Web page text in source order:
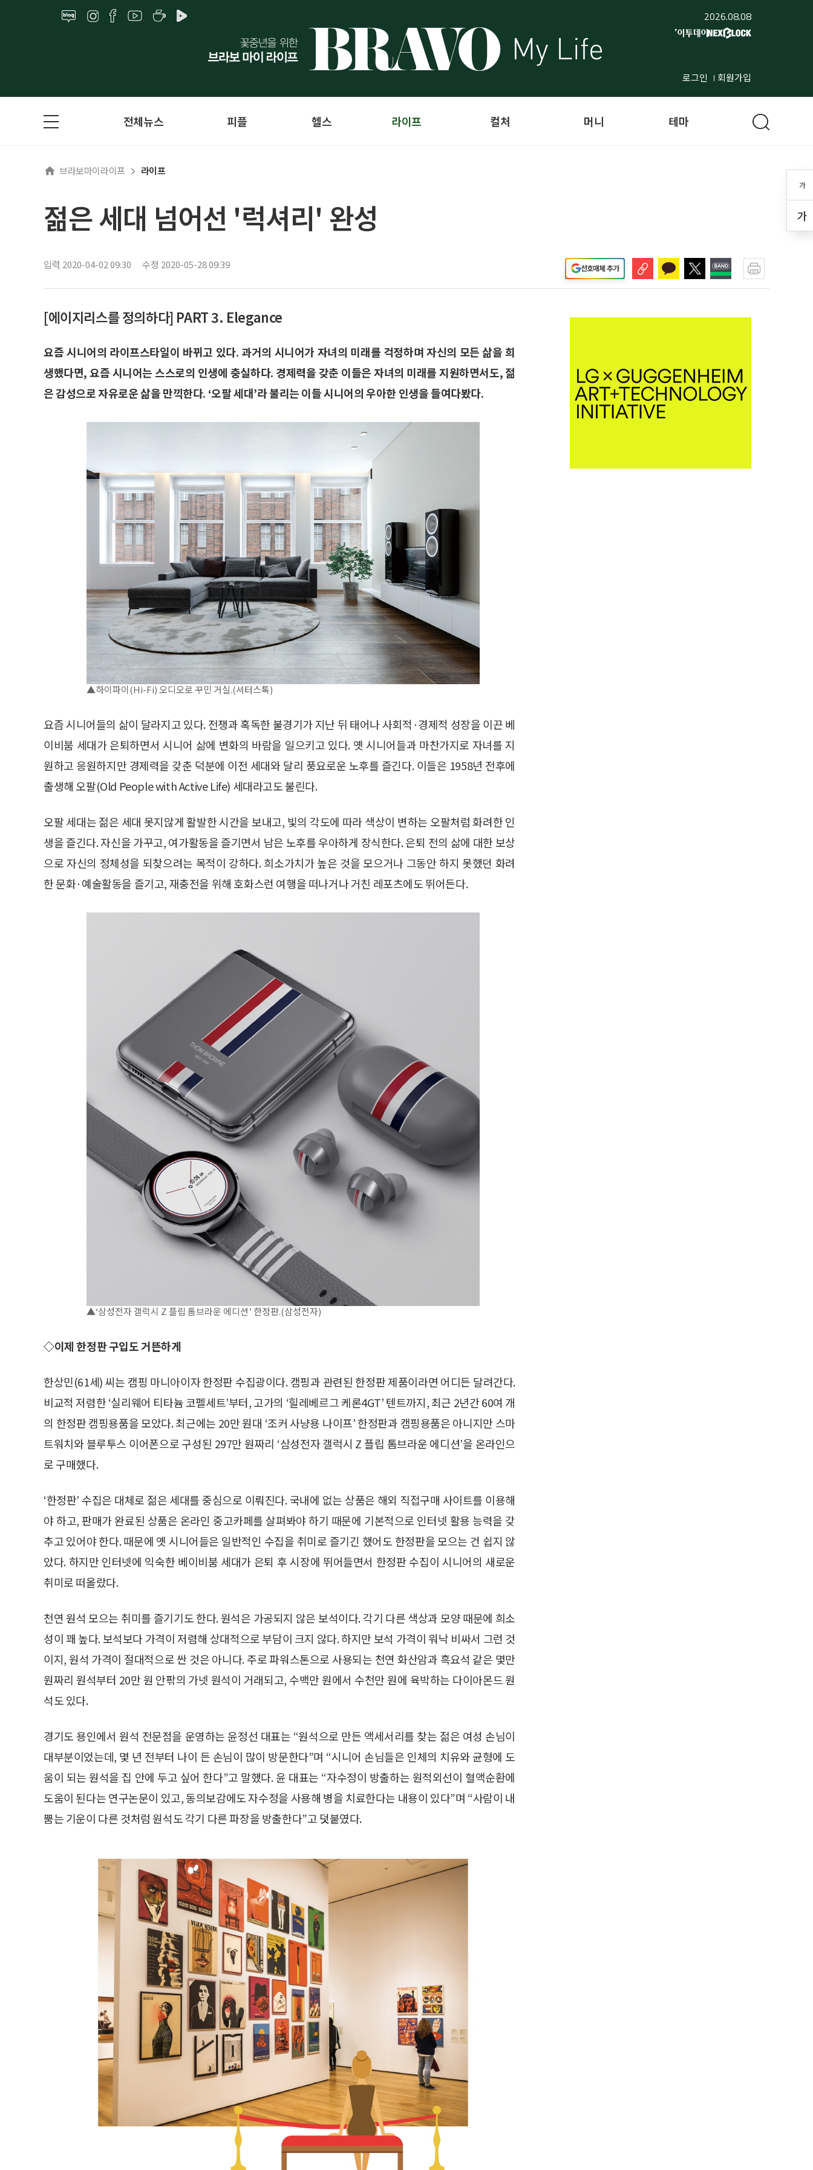
2026.08.08
로그인 회원가입
가
가
전체뉴스 피플 헬스 라이프 컬처 머니 테마
브라보마이라이프 라이프
젊은 세대 넘어선 '럭셔리' 완성
입력 2020-04-02 09:30 수정 2020-05-28 09:39 선호매체 추가
[에이지리스를 정의하다] PART 3. Elegance
요즘 시니어의 라이프스타일이 바뀌고 있다. 과거의 시니어가 자녀의 미래를 걱정하며 자신의 모든 삶을 희
생했다면, 요즘 시니어는 스스로의 인생에 충실하다. 경제력을 갖춘 이들은 자녀의 미래를 지원하면서도, 젊
은 감성으로 자유로운 삶을 만끽한다. ‘오팔 세대’라 불리는 이들 시니어의 우아한 인생을 들여다봤다.
▲하이파이(Hi-Fi) 오디오로 꾸민 거실.(셔터스톡)
요즘 시니어들의 삶이 달라지고 있다. 전쟁과 혹독한 불경기가 지난 뒤 태어나 사회적·경제적 성장을 이끈 베
이비붐 세대가 은퇴하면서 시니어 삶에 변화의 바람을 일으키고 있다. 옛 시니어들과 마찬가지로 자녀를 지
원하고 응원하지만 경제력을 갖춘 덕분에 이전 세대와 달리 풍요로운 노후를 즐긴다. 이들은 1958년 전후에
출생해 오팔(Old People with Active Life) 세대라고도 불린다.
오팔 세대는 젊은 세대 못지않게 활발한 시간을 보내고, 빛의 각도에 따라 색상이 변하는 오팔처럼 화려한 인
생을 즐긴다. 자신을 가꾸고, 여가활동을 즐기면서 남은 노후를 우아하게 장식한다. 은퇴 전의 삶에 대한 보상
으로 자신의 정체성을 되찾으려는 목적이 강하다. 희소가치가 높은 것을 모으거나 그동안 하지 못했던 화려
한 문화·예술활동을 즐기고, 재충전을 위해 호화스런 여행을 떠나거나 거친 레포츠에도 뛰어든다.
▲‘삼성전자 갤럭시 Z 플립 톰브라운 에디션’ 한정판.(삼성전자)
◇이제 한정판 구입도 거뜬하게
한상민(61세) 씨는 캠핑 마니아이자 한정판 수집광이다. 캠핑과 관련된 한정판 제품이라면 어디든 달려간다.
비교적 저렴한 ‘실리웨어 티타늄 코펠세트’부터, 고가의 ‘힐레베르그 케론4GT’ 텐트까지, 최근 2년간 60여 개
의 한정판 캠핑용품을 모았다. 최근에는 20만 원대 ‘조커 사냥용 나이프’ 한정판과 캠핑용품은 아니지만 스마
트워치와 블루투스 이어폰으로 구성된 297만 원짜리 ‘삼성전자 갤럭시 Z 플립 톰브라운 에디션’을 온라인으
로 구매했다.
‘한정판’ 수집은 대체로 젊은 세대를 중심으로 이뤄진다. 국내에 없는 상품은 해외 직접구매 사이트를 이용해
야 하고, 판매가 완료된 상품은 온라인 중고카페를 살펴봐야 하기 때문에 기본적으로 인터넷 활용 능력을 갖
추고 있어야 한다. 때문에 옛 시니어들은 일반적인 수집을 취미로 즐기긴 했어도 한정판을 모으는 건 쉽지 않
았다. 하지만 인터넷에 익숙한 베이비붐 세대가 은퇴 후 시장에 뛰어들면서 한정판 수집이 시니어의 새로운
취미로 떠올랐다.
천연 원석 모으는 취미를 즐기기도 한다. 원석은 가공되지 않은 보석이다. 각기 다른 색상과 모양 때문에 희소
성이 꽤 높다. 보석보다 가격이 저렴해 상대적으로 부담이 크지 않다. 하지만 보석 가격이 워낙 비싸서 그런 것
이지, 원석 가격이 절대적으로 싼 것은 아니다. 주로 파워스톤으로 사용되는 천연 화산암과 흑요석 같은 몇만
원짜리 원석부터 20만 원 안팎의 가넷 원석이 거래되고, 수백만 원에서 수천만 원에 육박하는 다이아몬드 원
석도 있다.
경기도 용인에서 원석 전문점을 운영하는 윤정선 대표는 “원석으로 만든 액세서리를 찾는 젊은 여성 손님이
대부분이었는데, 몇 년 전부터 나이 든 손님이 많이 방문한다”며 “시니어 손님들은 인체의 치유와 균형에 도
움이 되는 원석을 집 안에 두고 싶어 한다”고 말했다. 윤 대표는 “자수정이 방출하는 원적외선이 혈액순환에
도움이 된다는 연구논문이 있고, 동의보감에도 자수정을 사용해 병을 치료한다는 내용이 있다”며 “사람이 내
뿜는 기운이 다른 것처럼 원석도 각기 다른 파장을 방출한다”고 덧붙였다.